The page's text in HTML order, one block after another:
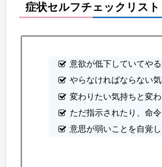
症状セルフチェックリスト
意欲が低下していてや
やらなければならない
変わりたい気持ちと変
ただ指示されたり、命
意思が弱いことを自覚